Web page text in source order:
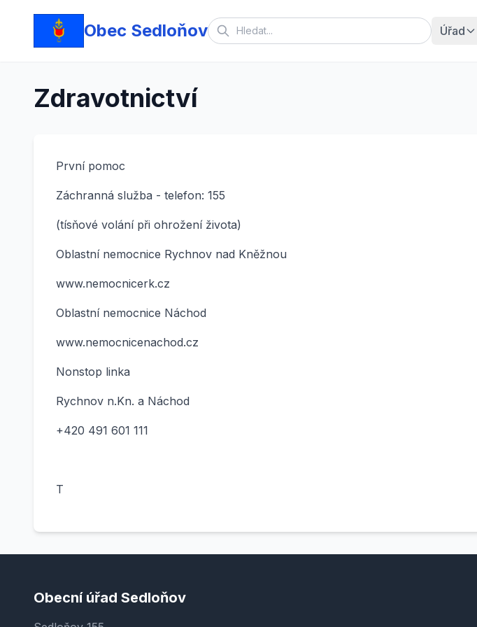
Obec Sedloňov Úřad
Zdravotnictví
První pomoc
Záchranná služba - telefon: 155
(tísňové volání při ohrožení života)
Oblastní nemocnice Rychnov nad Kněžnou
www.nemocnicerk.cz
Oblastní nemocnice Náchod
www.nemocnicenachod.cz
Nonstop linka
Rychnov n.Kn. a Náchod
+420 491 601 111
T
Obecní úřad Sedloňov